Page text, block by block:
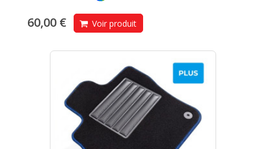
60,00 € Voir produit